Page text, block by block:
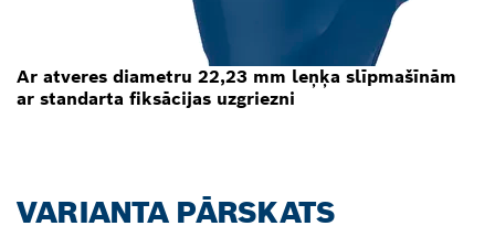
Ar atveres diametru 22,23 mm leņķa slīpmašīnām
ar standarta fiksācijas uzgriezni
VARIANTA PĀRSKATS